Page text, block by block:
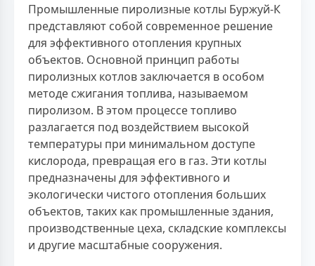
Промышленные пиролизные котлы Буржуй-К
представляют собой современное решение
для эффективного отопления крупных
объектов. Основной принцип работы
пиролизных котлов заключается в особом
методе сжигания топлива, называемом
пиролизом. В этом процессе топливо
разлагается под воздействием высокой
температуры при минимальном доступе
кислорода, превращая его в газ. Эти котлы
предназначены для эффективного и
экологически чистого отопления больших
объектов, таких как промышленные здания,
производственные цеха, складские комплексы
и другие масштабные сооружения.